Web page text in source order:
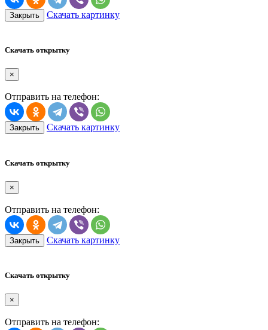
Закрыть Скачать картинку
Скачать открытку
×
Отправить на телефон:
Закрыть Скачать картинку
Скачать открытку
×
Отправить на телефон:
Закрыть Скачать картинку
Скачать открытку
×
Отправить на телефон: